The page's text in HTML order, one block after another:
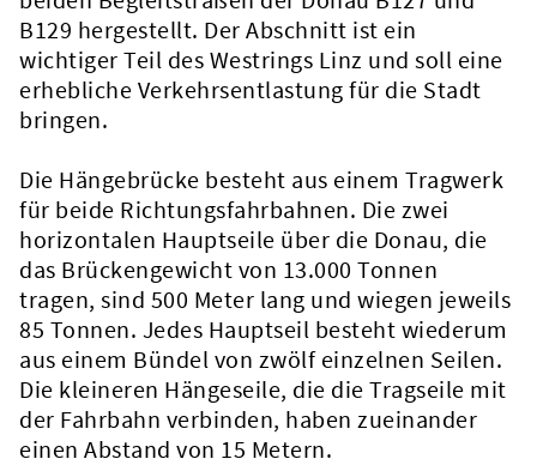
B129 hergestellt. Der Abschnitt ist ein
wichtiger Teil des Westrings Linz und soll eine
erhebliche Verkehrsentlastung für die Stadt
bringen.
Die Hängebrücke besteht aus einem Tragwerk
für beide Richtungsfahrbahnen. Die zwei
horizontalen Hauptseile über die Donau, die
das Brückengewicht von 13.000 Tonnen
tragen, sind 500 Meter lang und wiegen jeweils
85 Tonnen. Jedes Hauptseil besteht wiederum
aus einem Bündel von zwölf einzelnen Seilen.
Die kleineren Hängeseile, die die Tragseile mit
der Fahrbahn verbinden, haben zueinander
einen Abstand von 15 Metern.